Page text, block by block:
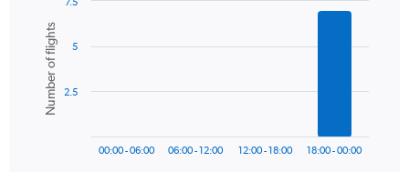
axis
displaying
values.
Range:
chart
with
bars.
The
Chart
graphic.
Number of flights
00:00 - 06:00 06:00 - 12:00 12:00 - 18:00 18:00 - 00:00
2.5
5